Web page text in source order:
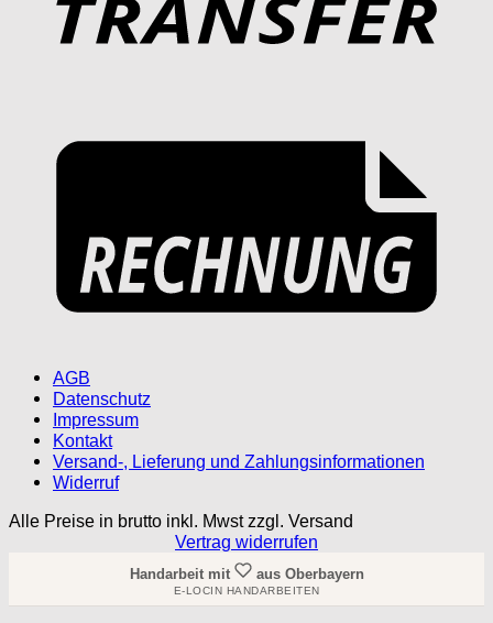
AGB
Datenschutz
Impressum
Kontakt
Versand-, Lieferung und Zahlungsinformationen
Widerruf
Alle Preise in brutto inkl. Mwst zzgl. Versand
Vertrag widerrufen
Handarbeit mit aus Oberbayern
E-LOCIN HANDARBEITEN